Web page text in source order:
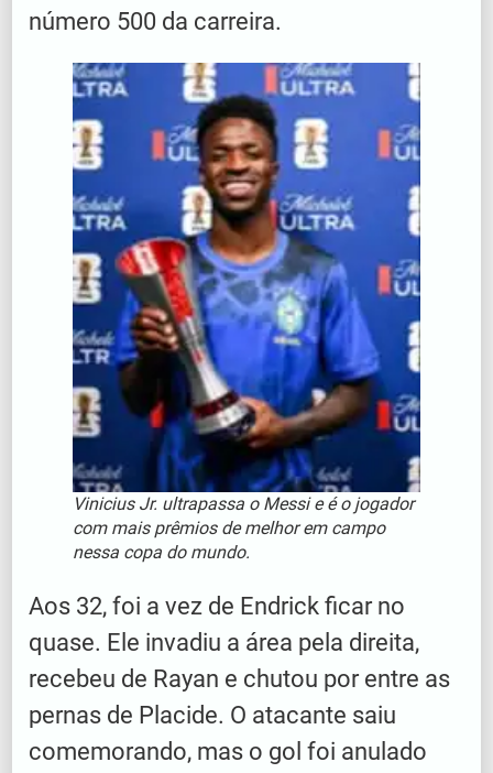
número 500 da carreira.
Vinicius Jr. ultrapassa o Messi e é o jogador
com mais prêmios de melhor em campo
nessa copa do mundo.
Aos 32, foi a vez de Endrick ficar no
quase. Ele invadiu a área pela direita,
recebeu de Rayan e chutou por entre as
pernas de Placide. O atacante saiu
comemorando, mas o gol foi anulado